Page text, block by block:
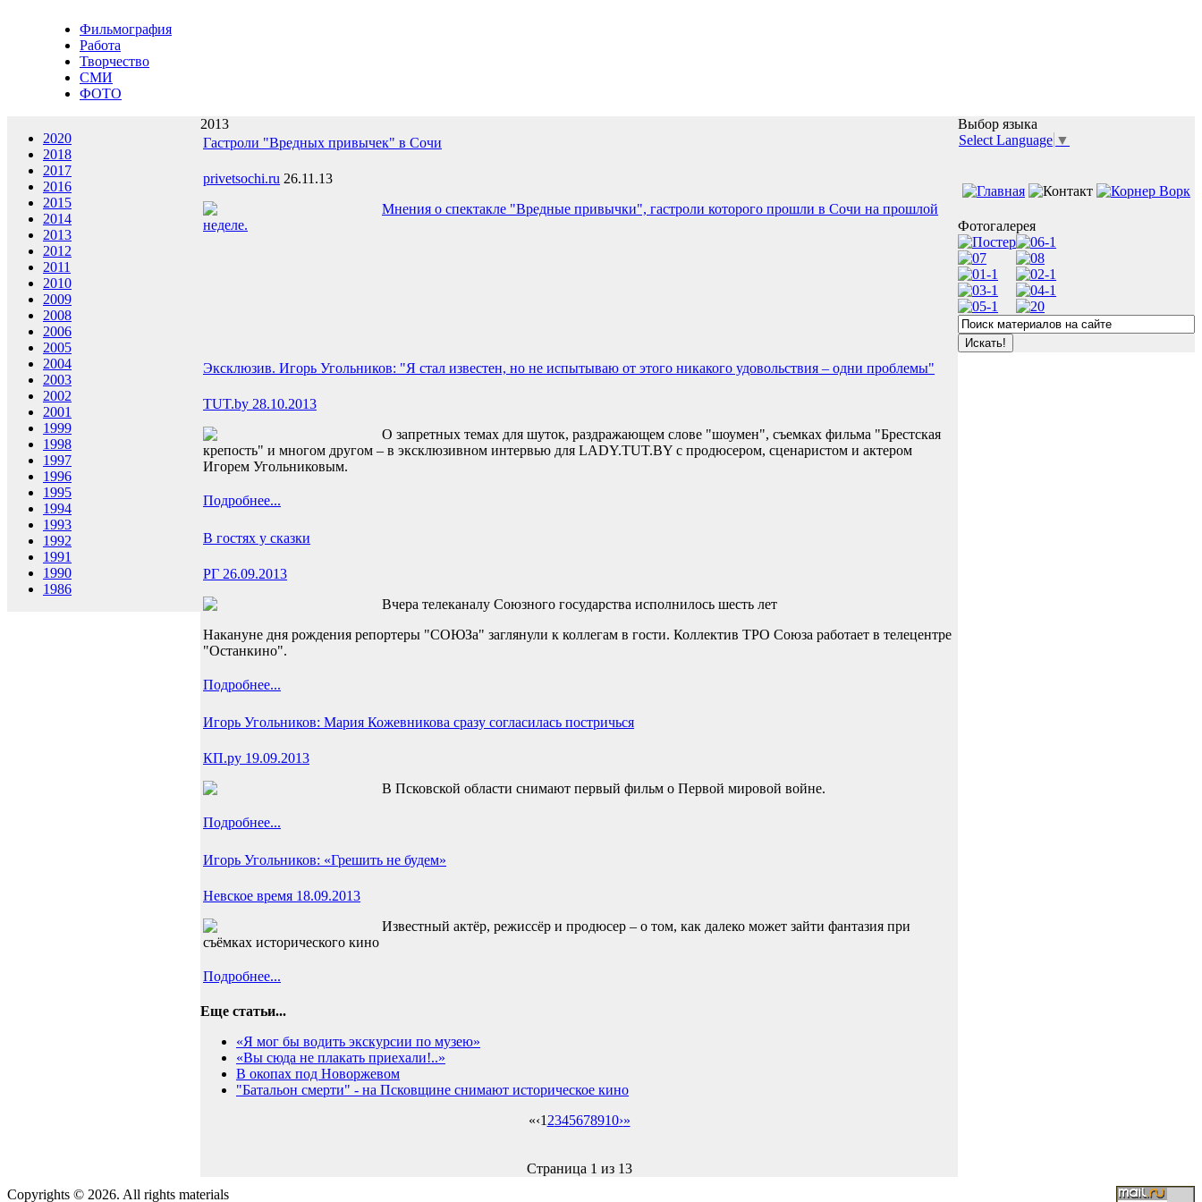
Фильмография
Работа
Творчество
СМИ
ФОТО
2020
2018
2017
2016
2015
2014
2013
2012
2011
2010
2009
2008
2006
2005
2004
2003
2002
2001
1999
1998
1997
1996
1995
1994
1993
1992
1991
1990
1986
2013
Гастроли "Вредных привычек" в Сочи
privetsochi.ru 26.11.13
Мнения о спектакле "Вредные привычки", гастроли которого прошли в Сочи на прошлой
неделе.
Эксклюзив. Игорь Угольников: "Я стал известен, но не испытываю от этого никакого удовольствия – одни проблемы"
TUT.by 28.10.2013
О запретных темах для шуток, раздражающем слове "шоумен", съемках фильма "Брестская
крепость" и многом другом – в эксклюзивном интервью для LADY.TUT.BY с продюсером, сценаристом и актером
Игорем Угольниковым.
Подробнее...
В гостях у сказки
РГ 26.09.2013
Вчера телеканалу Союзного государства исполнилось шесть лет
Накануне дня рождения репортеры "СОЮЗа" заглянули к коллегам в гости. Коллектив ТРО Союза работает в телецентре
"Останкино".
Подробнее...
Игорь Угольников: Мария Кожевникова сразу согласилась постричься
КП.ру 19.09.2013
В Псковской области снимают первый фильм о Первой мировой войне.
Подробнее...
Игорь Угольников: «Грешить не будем»
Невское время 18.09.2013
Известный актёр, режиссёр и продюсер – о том, как далеко может зайти фантазия при
съёмках исторического кино
Подробнее...
Еще статьи...
«Я мог бы водить экскурсии по музею»
«Вы сюда не плакать приехали!..»
В окопах под Новоржевом
"Батальон смерти" - на Псковщине снимают историческое кино
«‹1 2345678910›»
Страница 1 из 13
Выбор языка
Select Language ▼
Фотогалерея
Copyrights © 2026. All rights materials